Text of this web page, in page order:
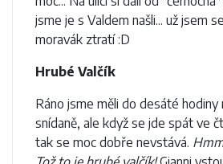
jsme je s Valdem našli... už jsem
moravák ztratí :D
Hrubé Valčík
Ráno jsme měli do desáté
snídaně, ale když se jde spát ve
tak se moc dobře nevstává.